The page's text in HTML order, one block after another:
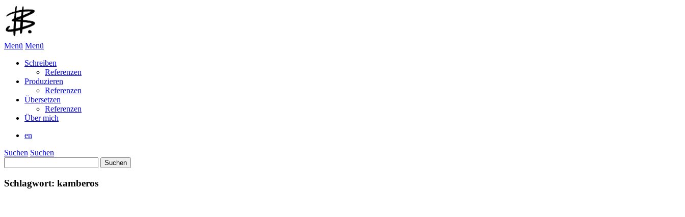
Menü Menü
Schreiben
Referenzen
Produzieren
Referenzen
Übersetzen
Referenzen
Über mich
en
Suchen Suchen
nach:
Schlagwort: kamberos